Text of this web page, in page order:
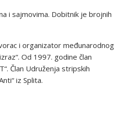
i sajmovima. Dobitnik je brojnih
i organizator međunarodnog
Od 1997. godine član
Član Udruženja stripskih
iz Splita.